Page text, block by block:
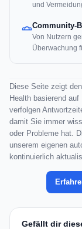
und
Community-
Von Nutzern
Überwachung
Diese Seite zeigt
Health basierend
verfolgen
damit Sie immer
oder Probleme hat.
unserem eigenen
kontinuierlich
Gefällt dir